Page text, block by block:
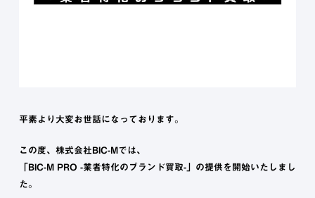
平素より大変お世話になっております。
この度、株式会社BIC-Mでは、
「BIC-M PRO -業者特化のブランド買取-」の提供を開始いたしまし
た。